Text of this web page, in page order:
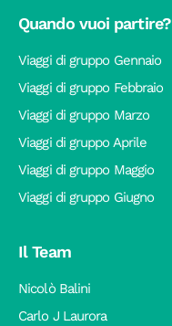
Quando vuoi partire?
Viaggi di gruppo Gennaio
Viaggi di gruppo Febbraio
Viaggi di gruppo Marzo
Viaggi di gruppo Aprile
Viaggi di gruppo Maggio
Viaggi di gruppo Giugno
Il Team
Nicolò Balini
Carlo J Laurora